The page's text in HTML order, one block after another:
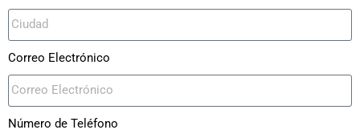
Correo Electrónico
Número de Teléfono